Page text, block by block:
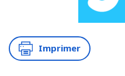
Imprimer